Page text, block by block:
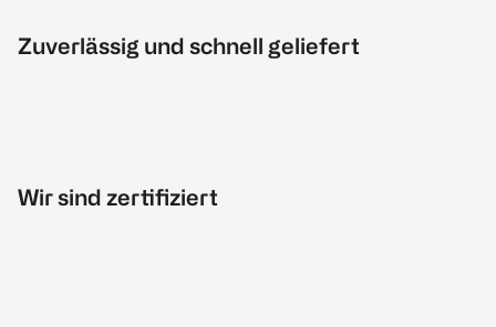
Zuverlässig und schnell geliefert
Wir sind zertifiziert